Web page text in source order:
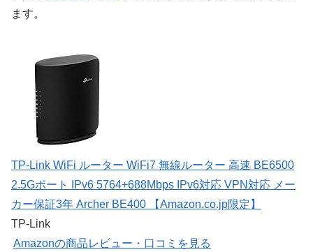
ます。
TP-Link WiFi ルーター WiFi7 無線ルーター 高速 BE6500
2.5Gポート IPv6 5764+688Mbps IPv6対応 VPN対応 メー
カー保証3年 Archer BE400 【Amazon.co.jp限定】
TP-Link
Amazonの商品レビュー・口コミを見る